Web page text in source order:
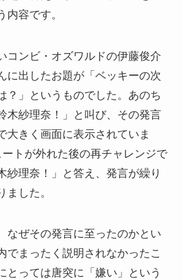
内容です。
コンビ・オズワルドの伊藤俊介
に出したお題が「ベッキーの次
？」というものでした。あのち
木紗理奈！」と叫び、その発言
大きく画面に表示されていま
トが外れた後の再チャレンジで
紗理奈！」と答え、発言が繰り
ました。
なぜその発言に至ったのかとい
でまったく説明されなかったこ
とっては唐突に「嫌い」という